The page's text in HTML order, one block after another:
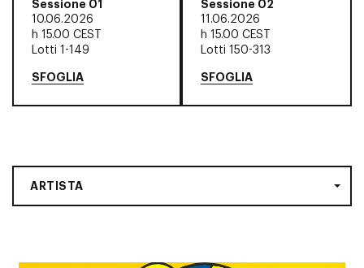
Sessione 01
10.06.2026
h15.00 CEST
Lotti 1-149
SFOGLIA
Sessione 02
11.06.2026
h 15.00 CEST
Lotti 150-313
SFOGLIA
ARTISTA